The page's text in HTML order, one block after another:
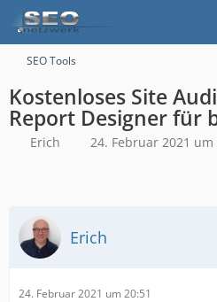
SEO Tools
Kostenloses Site
Report Designer für
Erich 24. Februar 2021 um
Erich
24. Februar 2021 um 20:51